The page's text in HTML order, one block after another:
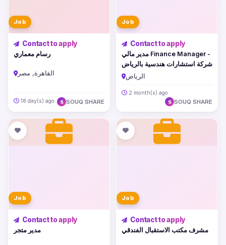
Job
Contact to apply
رسام معماري
القاهرة, مصر
18 day(s) ago S SOUQ SHARE
Job
Contact to apply
مدير مالي Finance Manager -
شركة استشارات هندسية بالرياض
الرياض
2 month(s) ago
S SOUQ SHARE
Job
Contact to apply
مدير متجر
Job
Contact to apply
مشرف مكتب الاستقبال الفندقي